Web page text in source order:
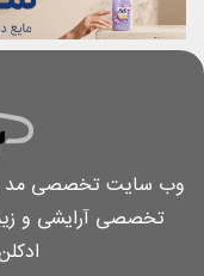
وب سایت تخصصی مد و
تخصصی آرایشی و